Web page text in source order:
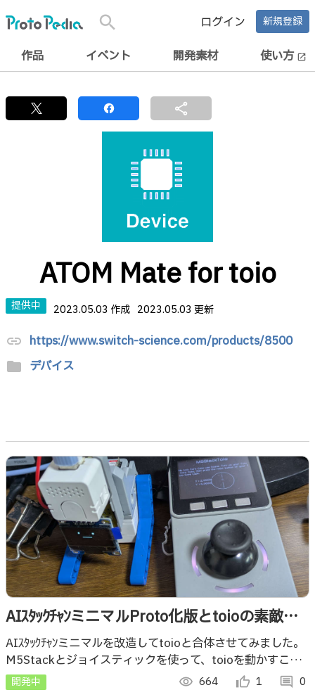
search ログイン 新規登録
作品 イベント 開発素材 使い方 open_in_new
share
ATOM Mate for toio
提供中 2023.05.03 作成 2023.05.03 更新
link https://www.switch-science.com/products/8500
folder デバイス
AIｽﾀｯｸﾁｬﾝミニマルProto化版とtoioの素敵な
関係
AIｽﾀｯｸﾁｬﾝミニマルを改造してtoioと合体させてみました。
M5Stackとジョイスティックを使って、toioを動かすこと
ができます!!
開発中 visibility 664 thumb_up_alt 1 comment 0